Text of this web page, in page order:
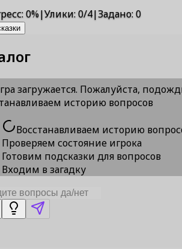
:0%|Улики:0/4|Задано:0
загружается. Пожалуйста,
историю вопросов
Восстанавливаем историю
Проверяем состояние игрока
Готовим подсказки для вопросов
Входим в загадку